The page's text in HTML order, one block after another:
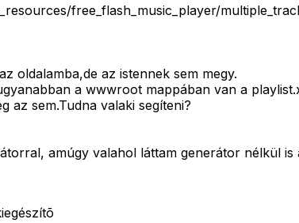
free_flash_music_player/
oldalamba,de az istennek sem megy.
a wwwroot mappában van a
az sem.Tudna valaki segíteni?
amúgy valahol láttam generátor nélkül